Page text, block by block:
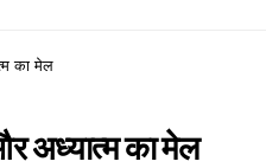
का मेल
अध्यात्म का मेल